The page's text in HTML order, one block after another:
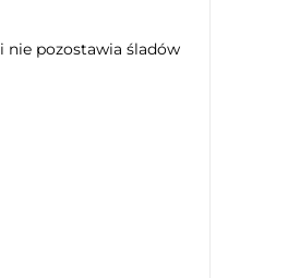
nie pozostawia śladów